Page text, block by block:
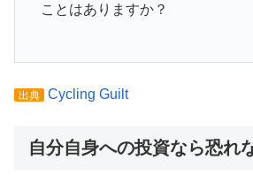
ことはありますか？
出典 Cycling Guilt
自分自身への投資なら恐れ